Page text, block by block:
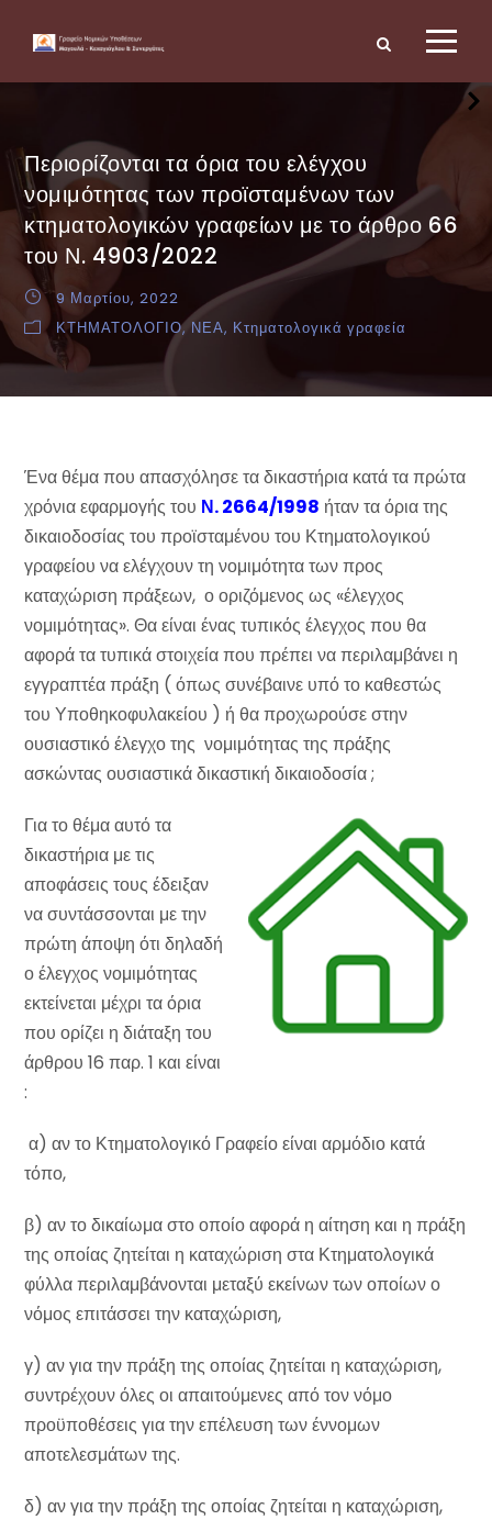
Περιορίζονται τα όρια του ελέγχου
νομιμότητας των προϊσταμένων των
κτηματολογικών γραφείων με το άρθρο 66
του Ν. 4903/2022
9 Μαρτίου, 2022
ΚΤΗΜΑΤΟΛΟΓΙΟ, ΝΕΑ, Κτηματολογικά γραφεία
Ένα θέμα που απασχόλησε τα δικαστήρια κατά τα πρώτα
χρόνια εφαρμογής του Ν. 2664/1998 ήταν τα όρια της
δικαιοδοσίας του προϊσταμένου του Κτηματολογικού
γραφείου να ελέγχουν τη νομιμότητα των προς
καταχώριση πράξεων, ο οριζόμενος ως «έλεγχος
νομιμότητας». Θα είναι ένας τυπικός έλεγχος που θα
αφορά τα τυπικά στοιχεία που πρέπει να περιλαμβάνει η
εγγραπτέα πράξη ( όπως συνέβαινε υπό το καθεστώς
του Υποθηκοφυλακείου ) ή θα προχωρούσε στην
ουσιαστικό έλεγχο της νομιμότητας της πράξης
ασκώντας ουσιαστικά δικαστική δικαιοδοσία ;
Για το θέμα αυτό τα
δικαστήρια με τις
αποφάσεις τους έδειξαν
να συντάσσονται με την
πρώτη άποψη ότι δηλαδή
ο έλεγχος νομιμότητας
εκτείνεται μέχρι τα όρια
που ορίζει η διάταξη του
άρθρου 16 παρ. 1 και είναι
:
α) αν το Κτηματολογικό Γραφείο είναι αρμόδιο κατά
τόπο,
β) αν το δικαίωμα στο οποίο αφορά η αίτηση και η πράξη
της οποίας ζητείται η καταχώριση στα Κτηματολογικά
φύλλα περιλαμβάνονται μεταξύ εκείνων των οποίων ο
νόμος επιτάσσει την καταχώριση,
γ) αν για την πράξη της οποίας ζητείται η καταχώριση,
συντρέχουν όλες οι απαιτούμενες από τον νόμο
προϋποθέσεις για την επέλευση των έννομων
αποτελεσμάτων της.
δ) αν για την πράξη της οποίας ζητείται η καταχώριση,